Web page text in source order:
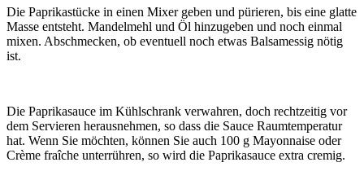
Die Paprikastücke in einen Mixer geben und pürieren, bis eine glatte
Masse entsteht. Mandelmehl und Öl hinzugeben und noch einmal
mixen. Abschmecken, ob eventuell noch etwas Balsamessig nötig
ist.
Die Paprikasauce im Kühlschrank verwahren, doch rechtzeitig vor
dem Servieren herausnehmen, so dass die Sauce Raumtemperatur
hat. Wenn Sie möchten, können Sie auch 100 g Mayonnaise oder
Crème fraîche unterrühren, so wird die Paprikasauce extra cremig.